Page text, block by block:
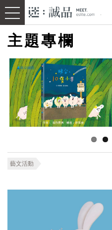
主題專欄
藝文活動